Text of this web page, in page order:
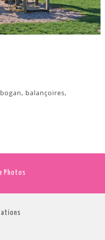
balançoires,
Photos